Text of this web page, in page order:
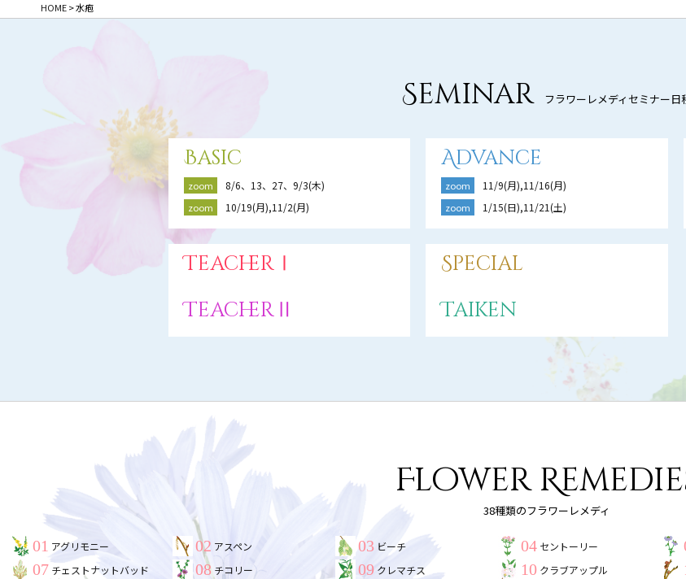
HOME>水疱
Seminarフラワーレメディセミナー日
Basic
zoom 8/6、13、27、9/3(木)
zoom 10/19(月),11/2(月)
Advance
zoom 11/9(月),11/16(月)
zoom 1/15(日),11/21(土)
TeacherⅠ
TeacherⅡ
Special
Taiken
Flower
38種類のフラワーレメディ
01 アグリモニー 02 アスペン 03 ビーチ 04 セントーリー
07 チェストナットバッド 08 チコリー 09 クレマチス 10 クラブアップル